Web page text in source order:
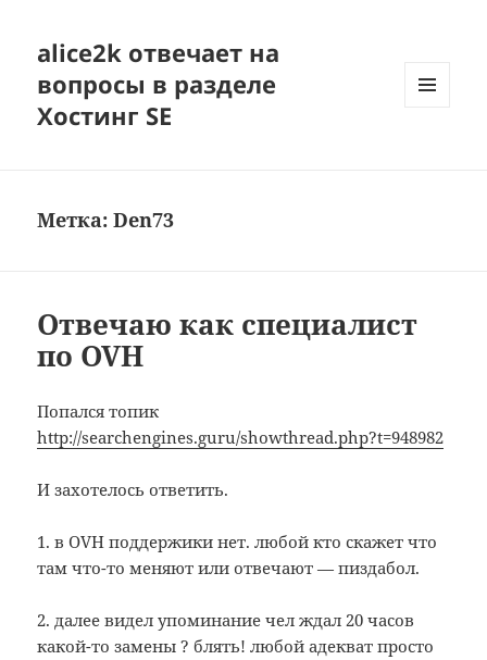
alice2k отвечает на
вопросы в разделе
Хостинг SE
Метка:Den73
Отвечаю как специалист
по OVH
Попался топик
http://searchengines.guru/showthread.php?t=948982
И захотелось ответить.
1. в OVH поддержики нет. любой кто скажет что
там что-то меняют или отвечают — пиздабол.
2. далее видел упоминание чел ждал 20 часов
какой-то замены ? блять! любой адекват просто